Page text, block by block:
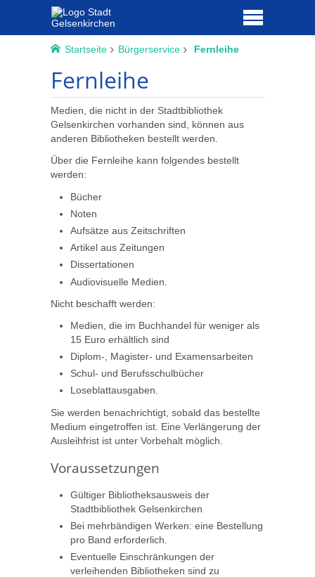
Startseite Bürgerservice Fernleihe
Fernleihe
Medien, die nicht in der Stadtbibliothek
Gelsenkirchen vorhanden sind, können aus
anderen Bibliotheken bestellt werden.
Über die Fernleihe kann folgendes bestellt
werden:
Bücher
Noten
Aufsätze aus Zeitschriften
Artikel aus Zeitungen
Dissertationen
Audiovisuelle Medien.
Nicht beschafft werden:
Medien, die im Buchhandel für weniger als
15 Euro erhältlich sind
Diplom-, Magister- und Examensarbeiten
Schul- und Berufsschulbücher
Loseblattausgaben.
Sie werden benachrichtigt, sobald das bestellte
Medium eingetroffen ist. Eine Verlängerung der
Ausleihfrist ist unter Vorbehalt möglich.
Voraussetzungen
Gültiger Bibliotheksausweis der
Stadtbibliothek Gelsenkirchen
Bei mehrbändigen Werken: eine Bestellung
pro Band erforderlich.
Eventuelle Einschränkungen der
verleihenden Bibliotheken sind zu